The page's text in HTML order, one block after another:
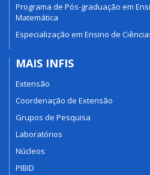
Programa de Pós-graduação em
Matemática
Especialização em Ensino de
MAIS INFIS
Extensão
Coordenação de Extensão
Grupos de Pesquisa
Laboratórios
Núcleos
PIBID